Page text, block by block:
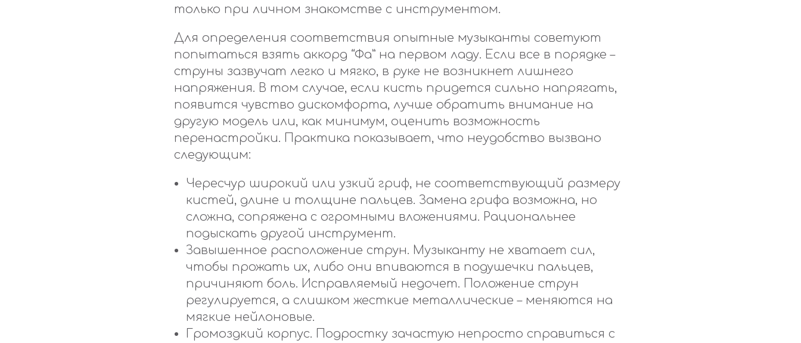
только при личном знакомстве с инструментом.
Для определения соответствия опытные музыканты советуют
попытаться взять аккорд “Фа” на первом ладу. Если все в порядке –
струны зазвучат легко и мягко, в руке не возникнет лишнего
напряжения. В том случае, если кисть придется сильно напрягать,
появится чувство дискомфорта, лучше обратить внимание на
другую модель или, как минимум, оценить возможность
перенастройки. Практика показывает, что неудобство вызвано
следующим:
Чересчур широкий или узкий гриф, не соответствующий размеру
кистей, длине и толщине пальцев. Замена грифа возможна, но
сложна, сопряжена с огромными вложениями. Рациональнее
подыскать другой инструмент.
Завышенное расположение струн. Музыканту не хватает сил,
чтобы прожать их, либо они впиваются в подушечки пальцев,
причиняют боль. Исправляемый недочет. Положение струн
регулируется, а слишком жесткие металлические – меняются на
мягкие нейлоновые.
Громоздкий корпус. Подростку зачастую непросто справиться с